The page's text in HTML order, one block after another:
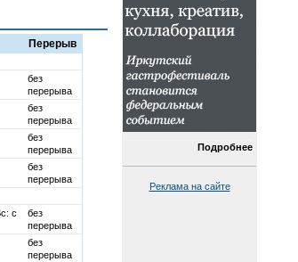
Перерыв
без
перерыва
без
перерыва
без
перерыва
без
перерыва
с
без
перерыва
без
перерыва
Подробнее
Реклама на сайте